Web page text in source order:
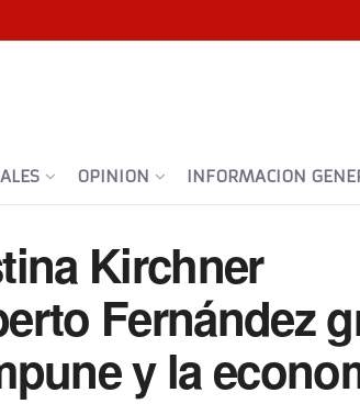
OPINION INFORMACION
Kirchner
Fernández
y la